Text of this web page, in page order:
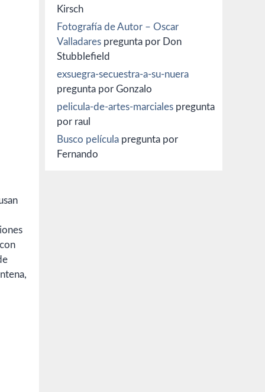
Kirsch
Fotografía de Autor – Oscar
Valladares pregunta por Don
Stubblefield
exsuegra-secuestra-a-su-nuera
pregunta por Gonzalo
pelicula-de-artes-marciales pregunta
por raul
Busco película pregunta por
Fernando